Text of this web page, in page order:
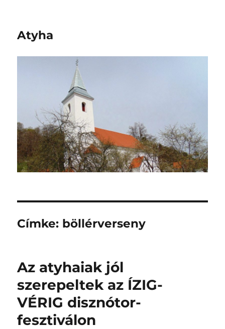
Atyha
Címke: böllérverseny
Az atyhaiak jól
szerepeltek az ÍZIG-
VÉRIG disznótor-
fesztiválon